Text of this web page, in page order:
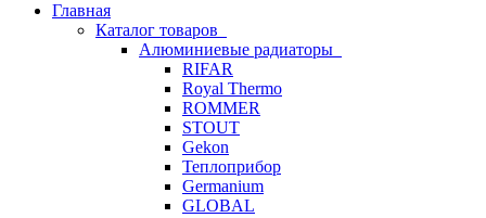
Главная
Каталог товаров
Алюминиевые радиаторы
RIFAR
Royal Thermo
ROMMER
STOUT
Gekon
Теплоприбор
Germanium
GLOBAL